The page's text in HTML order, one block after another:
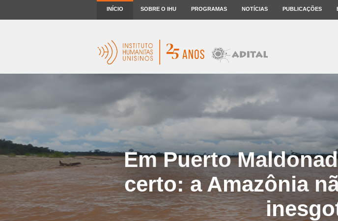
INÍCIO SOBRE O IHU PROGRAMAS NOTÍCIAS PUBLICAÇÕES
Em Puerto
certo: a Amazônia